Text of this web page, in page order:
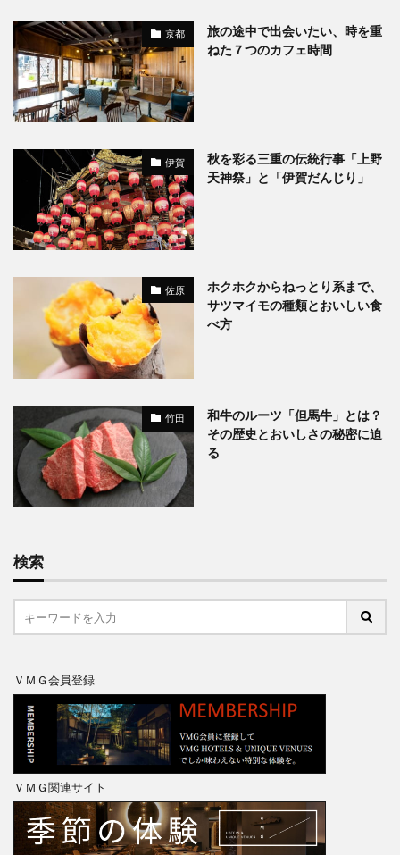
京都
旅の途中で出会いたい、時を重
ねた７つのカフェ時間
伊賀
秋を彩る三重の伝統行事「上野
天神祭」と「伊賀だんじり」
佐原
ホクホクからねっとり系まで、
サツマイモの種類とおいしい食
べ方
竹田
和牛のルーツ「但馬牛」とは？
その歴史とおいしさの秘密に迫
る
検索
ＶＭＧ会員登録
ＶＭＧ関連サイト